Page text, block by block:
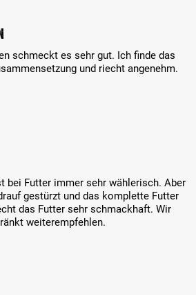
5 gwiazdek
schmeckt es sehr gut. Ich finde das
und riecht angenehm.
5 gwiazdek
bei Futter immer sehr wählerisch. Aber
gestürzt und das komplette Futter
das Futter sehr schmackhaft. Wir
weiterempfehlen.